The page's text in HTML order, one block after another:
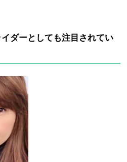
ダーとしても注目されてい